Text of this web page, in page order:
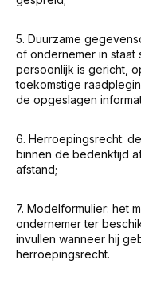
5. Duurzame
of ondernemer in staat
persoonlijk is gericht,
toekomstige
de opgeslagen
6. Herroepingsrecht:
binnen de bedenktijd
afstand;
7. Modelformulier: het
ondernemer ter
invullen wanneer hij
herroepingsrecht.